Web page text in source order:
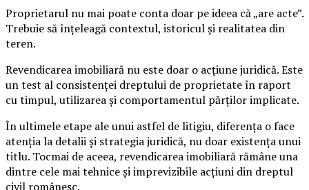
Proprietarul nu mai poate conta doar pe ideea că „are acte”.
Trebuie să înțeleagă contextul, istoricul și realitatea din
teren.
Revendicarea imobiliară nu este doar o acțiune juridică. Este
un test al consistenței dreptului de proprietate în raport
cu timpul, utilizarea și comportamentul părților implicate.
În ultimele etape ale unui astfel de litigiu, diferența o face
atenția la detalii și strategia juridică, nu doar existența unui
titlu. Tocmai de aceea, revendicarea imobiliară rămâne una
dintre cele mai tehnice și imprevizibile acțiuni din dreptul
civil românesc.